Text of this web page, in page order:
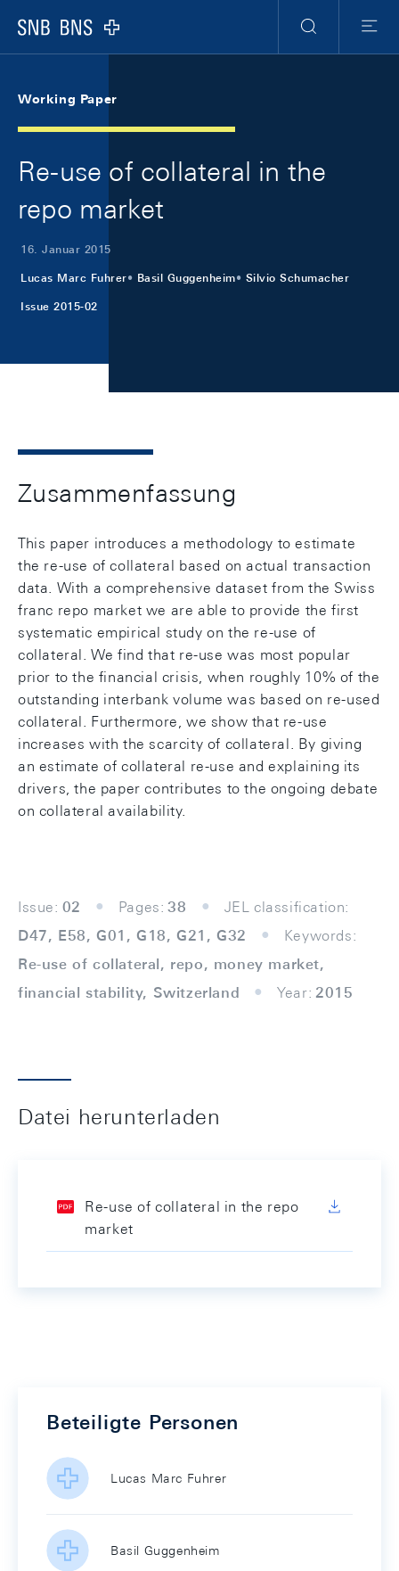
Logo
Suche
Menu
Working Paper
Re-use of collateral in the
repo market
16. Januar 2015
Lucas Marc Fuhrer Basil Guggenheim Silvio Schumacher
Issue 2015-02
Zusammenfassung
This paper introduces a methodology to estimate
the re-use of collateral based on actual transaction
data. With a comprehensive dataset from the Swiss
franc repo market we are able to provide the first
systematic empirical study on the re-use of
collateral. We find that re-use was most popular
prior to the financial crisis, when roughly 10% of the
outstanding interbank volume was based on re-used
collateral. Furthermore, we show that re-use
increases with the scarcity of collateral. By giving
an estimate of collateral re-use and explaining its
drivers, the paper contributes to the ongoing debate
on collateral availability.
Issue: 02 Pages: 38
JEL classification:
D47, E58, G01, G18, G21, G32
Keywords:
Re-use of collateral, repo, money market,
financial stability, Switzerland
Year: 2015
Datei herunterladen
Re-use of collateral in the repo
market
Beteiligte Personen
Lucas Marc Fuhrer
Basil Guggenheim